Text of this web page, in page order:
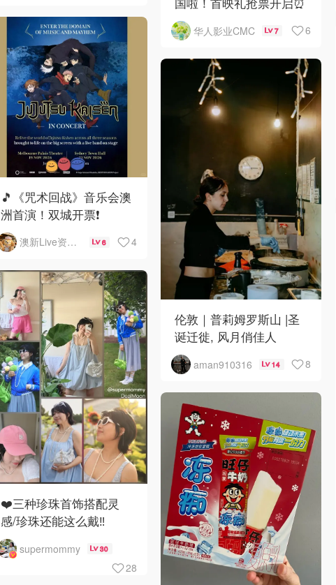
华人影业CMC 7 6
🎵《咒术回战》音乐会澳
洲首演！双城开票❗️
澳新Live资讯站 6 4
伦敦｜普莉姆罗斯山 |圣
诞迁徙, 风月俏佳人
aman910316 14 8
❤️三种珍珠首饰搭配灵
感/珍珠还能这么戴‼️
supermommy 30
28